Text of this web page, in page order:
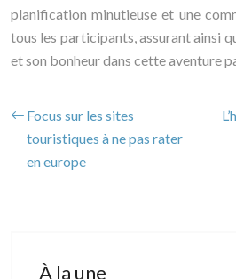
planification minutieuse et une
tous les participants, assurant ainsi
et son bonheur dans cette aventure
Focus sur les sites
touristiques à ne pas rater
en europe
À la une